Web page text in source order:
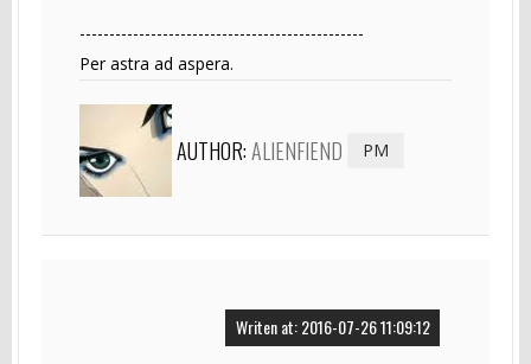
------------------------------------------------
Per astra ad aspera.
AUTHOR:ALIENFIEND PM
Writen at: 2016-07-26 11:09:12